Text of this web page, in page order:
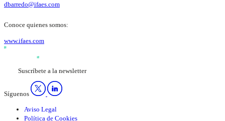
dbarredo@ifaes.com
Conoce quienes somos:
www.ifaes.com
Suscríbete a la newsletter
Síguenos
Aviso Legal
Política de Cookies